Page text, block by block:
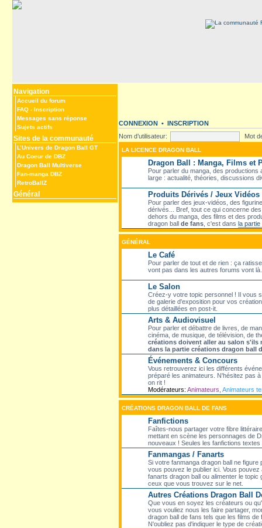
Navigation
Accueil du forum
FAQ - Inscription
Messages sans réponse
Sujets actifs
Sites de la communauté
L’Univers de Dragon Ball GT
Au Coeur de DBZ
Dragon Ball Multiverse
Fan-manga DBZ
RetroBallZ
Général
CONNEXION • INSCRIPTION
Nom d’utilisateur:
Mot
LA LICENCE DRAGON BALL
Dragon Ball : Manga, Films et
Pour parler du manga, des productions
large : actualité, théories, discussions
Produits Dérivés / Jeux Vidéos
Pour parler des jeux-vidéos, des
dérivés... Bref, tout ce qui concerne
dehors du manga, des films et des
dragon ball de fans , c'est dans la partie
GÉNÉRAL
Le Café
Pour parler de tout et de rien : ça
vont pas dans les autres forums vont là.
Le Salon
Créez-y votre topic personnel ! Il vous
de galerie d'exposition pour vos
plus détaillées en post-it.
Arts & Audiovisuel
Pour parler et débattre de livres, de
cinéma, de musique, de télévision, de
créations doivent aller au salon s'ils
dans la partie créations dragon ball
Événements & Concours
Vous retrouverez ici les différents
préparé les animateurs. N'hésitez pas
on rit !
Modérateurs: Animateurs Animateurs
CRÉATIONS DRAGON BALL DE FANS
Fanfictions
Faîtes-nous partager votre fibre
mettant en scène les personnages de
nouveaux ! Seules les fanfictions textes
Fanmangas / Fanarts
Si votre fanmanga dragon ball ne
vous pouvez le publier ici. Vous
fanarts dragon ball ou alimenter le
ceux que vous trouvez sur le net.
Autres Créations Dragon Ball
Que vous en soyez les créateurs ou
vous vouliez nous les faire partager,
dragon ball de fans tels que les films
N'oubliez pas d'indiquer le type de